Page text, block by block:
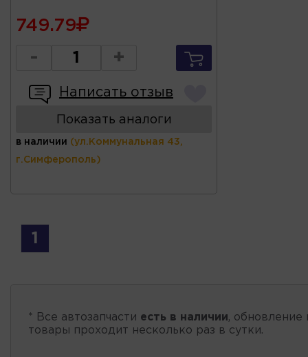
749.79
- +
Написать отзыв
Показать аналоги
в наличии (ул.Коммунальная 43,
г.Симферополь)
1
* Все автозапчасти есть в наличии, обновление
товары проходит несколько раз в сутки.